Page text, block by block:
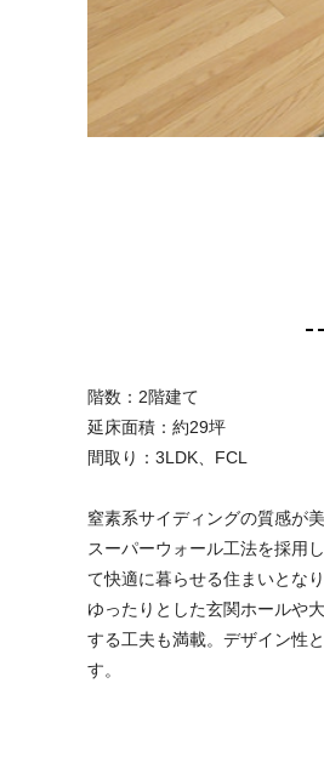
階数：2階建て
延床面積：約29坪
間取り：3LDK、FCL
窒素系サイディングの質感が
スーパーウォール工法を採用
て快適に暮らせる住まいとなり
ゆったりとした玄関ホールや
する工夫も満載。デザイン性
す。